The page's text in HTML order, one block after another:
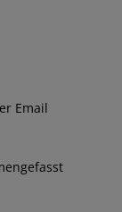
Email